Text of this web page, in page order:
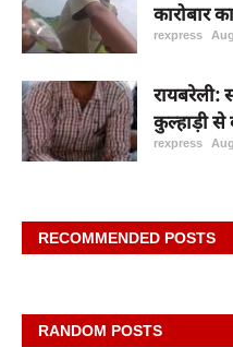
कारोबार
rexpress
रायबरेली:
कुल्हाड़ी से
rexpress
RECOMMENDED POSTS
RANDOM POSTS